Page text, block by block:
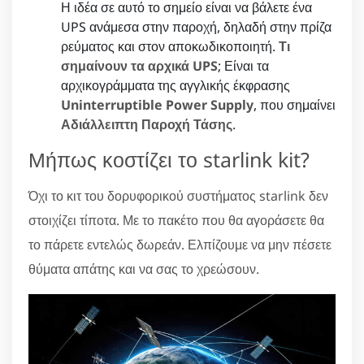
Η ιδέα σε αυτό το σημείο είναι να βάλετε ένα
UPS ανάμεσα στην παροχή, δηλαδή στην πρίζα
ρεύματος και στον αποκωδικοποιητή. Τι
σημαίνουν τα αρχικά UPS; Είναι τα
αρχικογράμματα της αγγλικής έκφρασης
Uninterruptible Power Supply, που σημαίνει
Αδιάλλειπτη Παροχή Τάσης.
Μήπως κοστίζει το starlink kit?
Όχι το κιτ του δορυφορικού συστήματος starlink δεν
στοιχίζει τίποτα. Με το πακέτο που θα αγοράσετε θα
το πάρετε εντελώς δωρεάν. Ελπίζουμε να μην πέσετε
θύματα απάτης και να σας το χρεώσουν.